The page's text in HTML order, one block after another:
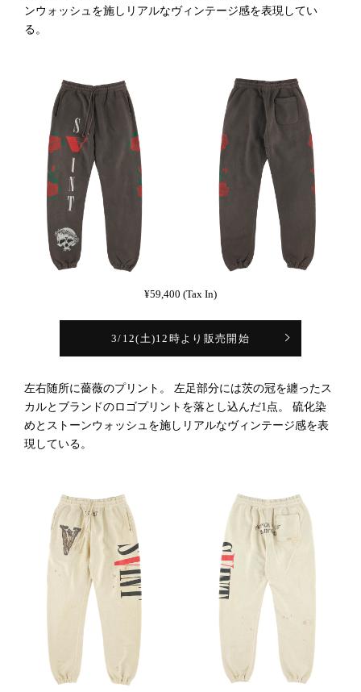
ンウォッシュを施しリアルなヴィンテージ感を表現してい
る。
¥59,400 (Tax In)
3/12(土)12時より販売開始
左右随所に薔薇のプリント。 左足部分には茨の冠を纏ったス
カルとブランドのロゴプリントを落とし込んだ1点。 硫化染
めとストーンウォッシュを施しリアルなヴィンテージ感を表
現している。